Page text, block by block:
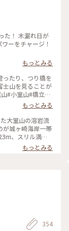
た！ 木漏れ日が
ーをチャージ！
もっとみる
ったり、つり橋を
士山を見ることが
#小室山#橋立#
もっとみる
大室山の溶岩流
が城ヶ崎海岸一帯
、スリル満点
なかったけれど、
します。 それでも
崎オレンジ村の
の台湾リス、
って停電になっ
のことりっぷ旅
#門脇吊り橋#台湾リス
もっとみる
354